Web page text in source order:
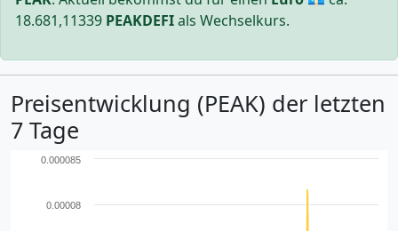
18.681,11339 PEAKDEFIals Wechselkurs.
Preisentwicklung (PEAK) der letzten
7 Tage
0.00008
0.000085